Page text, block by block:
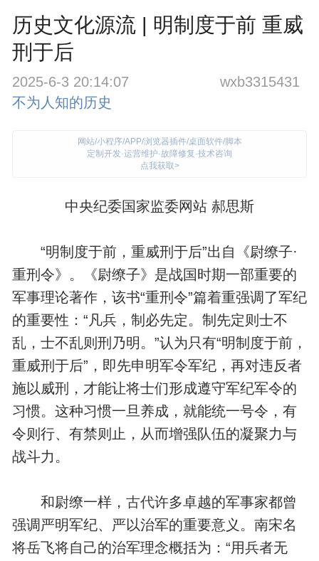
历史文化源流 | 明制度于前 重威
刑于后
2025-6-3 20:14:07
wxb3315431
不为人知的历史
网站/小程序/APP/浏览器插件/桌面软件/脚本
定制开发·运营维护·故障修复·技术咨询
点我获取>
中央纪委国家监委网站 郝思斯
“明制度于前，重威刑于后”出自《尉缭子·
重刑令》。《尉缭子》是战国时期一部重要的
军事理论著作，该书“重刑令”篇着重强调了军纪
的重要性：“凡兵，制必先定。制先定则士不
乱，士不乱则刑乃明。”认为只有“明制度于前，
重威刑于后”，即先申明军令军纪，再对违反者
施以威刑，才能让将士们形成遵守军纪军令的
习惯。这种习惯一旦养成，就能统一号令，有
令则行、有禁则止，从而增强队伍的凝聚力与
战斗力。
和尉缭一样， 古代许多卓越的军事家都曾
强调严明军纪、严以治军的重要意义。南宋名
将岳飞将自己的治军理念概括为：“用兵者无